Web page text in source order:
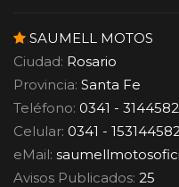
SAUMELL MOTOS
Ciudad: Rosario
Provincia: Santa Fe
Teléfono: 0341 - 3144582
Celular: 0341 -
eMail:
Avisos Publicados: 25